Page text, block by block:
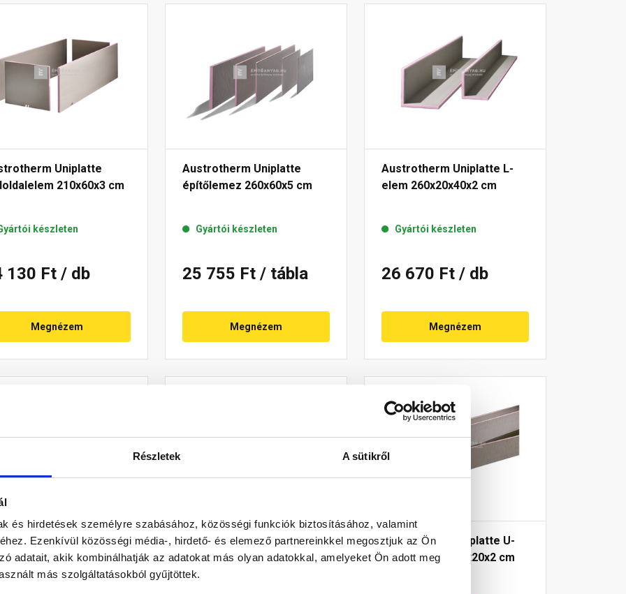
Részletek A sütikről
és hirdetések személyre szabásához, közösségi funkciók biztosításához, valamint
Ezenkívül közösségi média-, hirdető- és elemező partnereinkkel megosztjuk az Ön
adatait, akik kombinálhatják az adatokat más olyan adatokkal, amelyeket Ön adott meg
más szolgáltatásokból gyűjtöttek.
Uniplatte
210x60x3 cm
készleten
130 Ft / db
Megnézem
Austrotherm Uniplatte
építőlemez 260x60x5 cm
Gyártói készleten
25 755 Ft / tábla
Megnézem
Austrotherm Uniplatte L-
elem 260x20x40x2 cm
Gyártói készleten
26 670 Ft / db
Megnézem
Uniplatte
260x60x3 cm
Austrotherm Uniplatte
Építőlemez 260x60x4 cm
Austrotherm Uniplatte U-
elem 260x20x20x20x2 cm